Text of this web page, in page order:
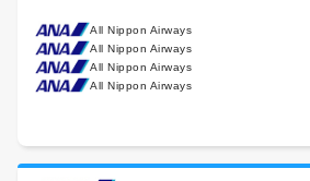
All Nippon Airways
All Nippon Airways
All Nippon Airways
All Nippon Airways